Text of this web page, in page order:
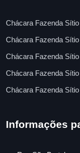
Chácara Fazenda
Chácara Fazenda
Chácara Fazenda
Chácara Fazenda
Chácara Fazenda
Informações